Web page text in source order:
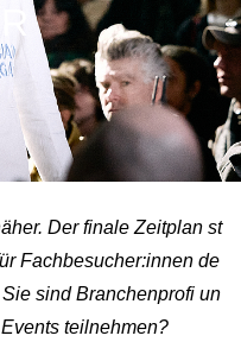
Der finale Zeitplan st
Fachbesucher:innen de
sind Branchenprofi un
teilnehmen?